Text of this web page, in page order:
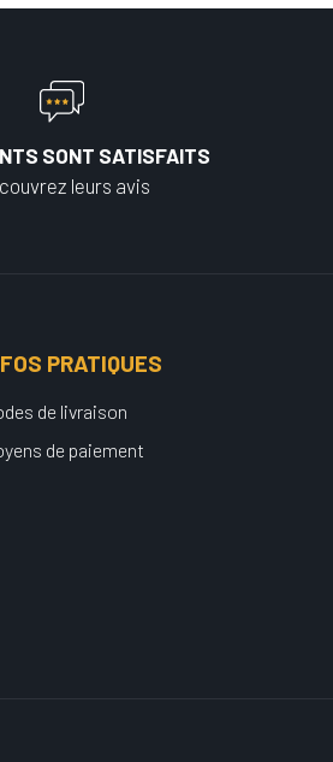
SONT SATISFAITS
leurs avis
PRATIQUES
de livraison
de paiement